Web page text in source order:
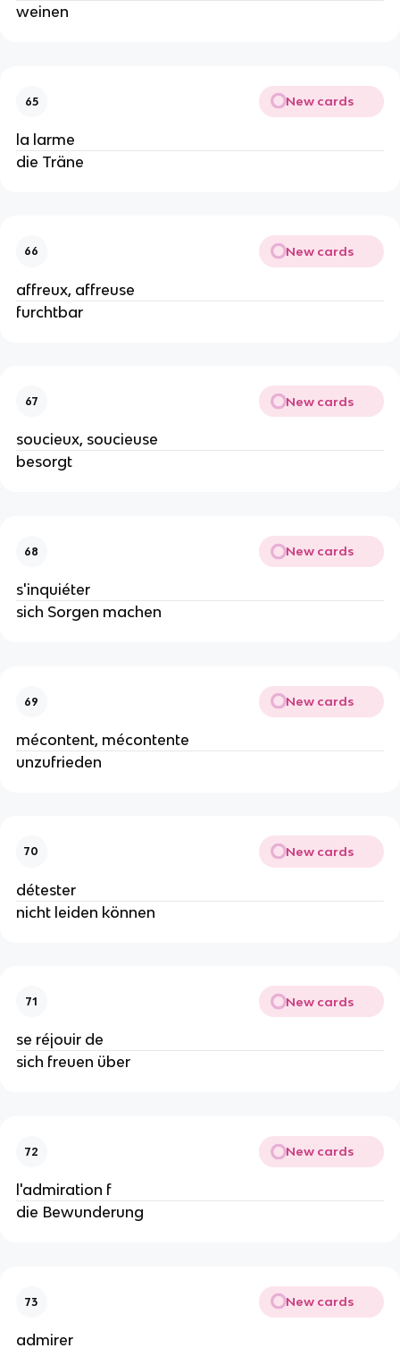
weinen
65 New cards
la larme
die Träne
66 New cards
affreux, affreuse
furchtbar
67 New cards
soucieux, soucieuse
besorgt
68 New cards
s'inquiéter
sich Sorgen machen
69 New cards
mécontent, mécontente
unzufrieden
70 New cards
détester
nicht leiden können
71 New cards
se réjouir de
sich freuen über
72 New cards
l'admiration f
die Bewunderung
73 New cards
admirer